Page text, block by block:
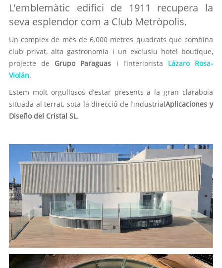
L’emblemàtic edifici de 1911 recupera la
seva esplendor com a Club Metròpolis.
Un complex de més de 6.000 metres quadrats que combina
club privat, alta gastronomia i un exclusiu hotel boutique,
projecte de Grupo Paraguas i l’interiorista Lázaro Rosa-
Violán.
Estem molt orgullosos d’estar presents a la gran claraboia
situada al terrat, sota la direcció de l’industrialAplicaciones y
Diseño del Cristal SL.